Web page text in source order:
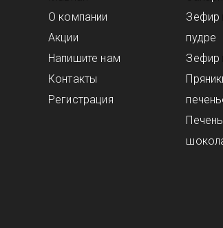
О компании
Акции
Напишите нам
Контакты
Регистрация
Зефир
пудре
Зефир